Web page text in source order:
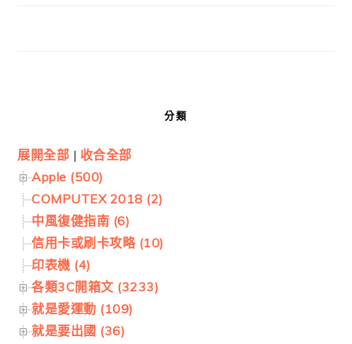
分類
展開全部 | 收合全部
Apple (500)
COMPUTEX 2018 (2)
中風復健指南 (6)
信用卡或刷卡攻略 (10)
印表機 (4)
各類3C開箱文 (3233)
就是愛運動 (109)
就是要出國 (36)